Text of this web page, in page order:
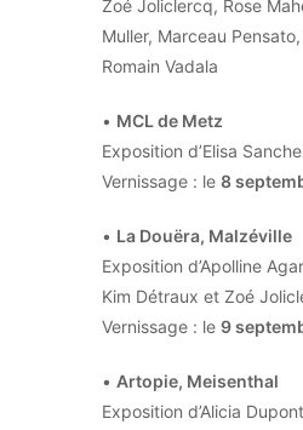
Zoé Joliclercq, Rose
Muller, Marceau
Romain Vadala
• MCL de Metz
Exposition d’Elisa
Vernissage : le 8
• La Douëra, Malzéville
Exposition d’Apolline
Kim Détraux et Zoé
Vernissage : le 9
• Artopie, Meisenthal
Exposition d’Alicia